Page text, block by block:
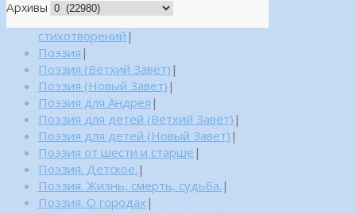
Архивы
стихотворений |
Поэзия |
Поэзия (Ветхий Завет) |
Поэзия (Новый Завет) |
Поэзия для Андрея |
Поэзия для детей (Ветхий Завет) |
Поэзия для детей (Новый Завет) |
Поэзия от шести и старше |
Поэзия. Детское. |
Поэзия. Жизнь, смерть, судьба. |
Поэзия. О городах |